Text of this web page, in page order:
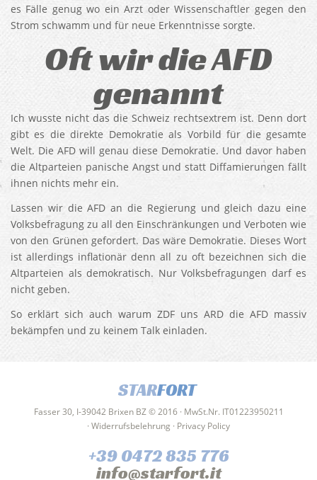
es Fälle genug wo ein Arzt oder Wissenschaftler gegen den
Strom schwamm und für neue Erkenntnisse sorgte.
Oft wir die AFD
genannt
Ich wusste nicht das die Schweiz rechtsextrem ist. Denn dort
gibt es die direkte Demokratie als Vorbild für die gesamte
Welt. Die AFD will genau diese Demokratie. Und davor haben
die Altparteien panische Angst und statt Diffamierungen fällt
ihnen nichts mehr ein.
Lassen wir die AFD an die Regierung und gleich dazu eine
Volksbefragung zu all den Einschränkungen und Verboten wie
von den Grünen gefordert. Das wäre Demokratie. Dieses Wort
ist allerdings inflationär denn all zu oft bezeichnen sich die
Altparteien als demokratisch. Nur Volksbefragungen darf es
nicht geben.
So erklärt sich auch warum ZDF uns ARD die AFD massiv
bekämpfen und zu keinem Talk einladen.
STARFORT
Fasser 30, I-39042 Brixen BZ © 2016 · MwSt.Nr. IT01223950211
· Widerrufsbelehrung · Privacy Policy
+39 0472 835 776
info@starfort.it